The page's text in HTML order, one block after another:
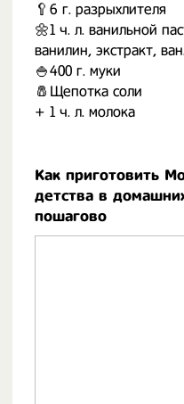
🥄6 г. разрыхлителя
🌼1 ч. л. ванильной
ванилин, экстракт,
🍚400 г. муки
🧂Щепотка соли
+ 1 ч. л. молока
Как приготовить
детства в
пошагово